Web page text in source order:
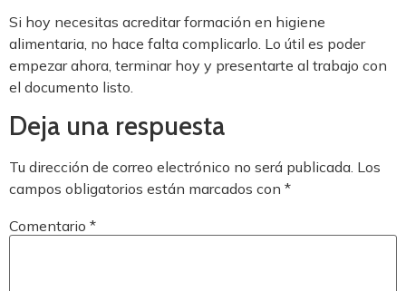
Si hoy necesitas acreditar formación en higiene
alimentaria, no hace falta complicarlo. Lo útil es poder
empezar ahora, terminar hoy y presentarte al trabajo con
el documento listo.
Deja una respuesta
Tu dirección de correo electrónico no será publicada. Los
campos obligatorios están marcados con *
Comentario *